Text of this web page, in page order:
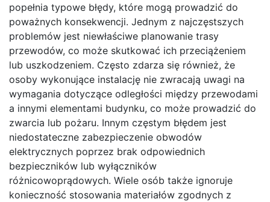
popełnia typowe błędy, które mogą prowadzić do
poważnych konsekwencji. Jednym z najczęstszych
problemów jest niewłaściwe planowanie trasy
przewodów, co może skutkować ich przeciążeniem
lub uszkodzeniem. Często zdarza się również, że
osoby wykonujące instalację nie zwracają uwagi na
wymagania dotyczące odległości między przewodami
a innymi elementami budynku, co może prowadzić do
zwarcia lub pożaru. Innym częstym błędem jest
niedostateczne zabezpieczenie obwodów
elektrycznych poprzez brak odpowiednich
bezpieczników lub wyłączników
różnicowoprądowych. Wiele osób także ignoruje
konieczność stosowania materiałów zgodnych z